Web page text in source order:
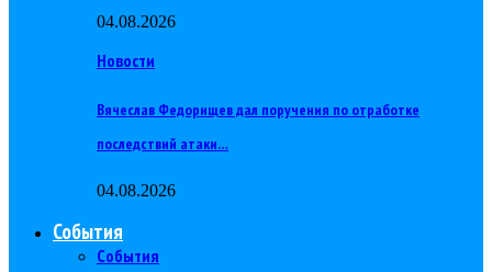
04.08.2026
Новости
Вячеслав Федорищев дал поручения по отработке
последствий атаки…
04.08.2026
События
События